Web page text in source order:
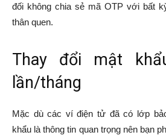
đối không chia sẻ mã OTP với bất
thân quen.
Thay đổi mật
lần/tháng
Mặc dù các ví điện tử đã có lớp
khẩu là thông tin quan trọng nên bạn